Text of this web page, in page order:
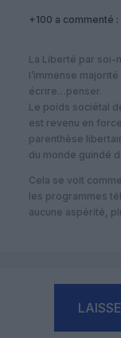
+100 a commenté :
La Liberté par soi-
l’immense
écrire…penser.
Le poids sociétal
est revenu en
parenthèse
du monde guindé
Cela se voit
les programmes
aucune aspérité,